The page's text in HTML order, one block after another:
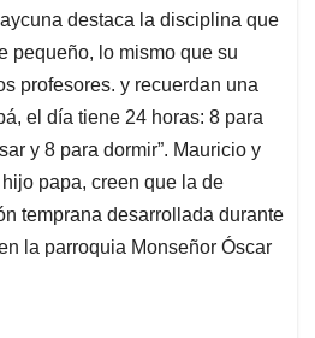
destaca la disciplina que
pequeño, lo mismo que su
profesores. y recuerdan una
el día tiene 24 horas: 8 para
y 8 para dormir”. Mauricio y
papa, creen que la de
temprana desarrollada durante
la parroquia Monseñor Óscar